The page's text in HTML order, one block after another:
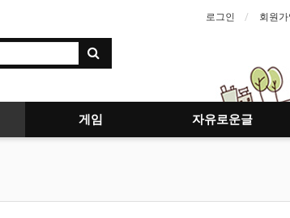
로그인 회원가
게임 자유로운글